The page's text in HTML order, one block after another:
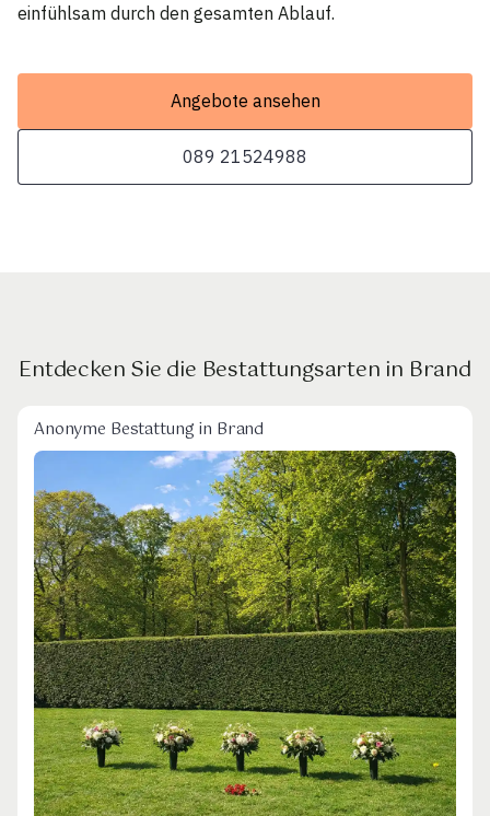
einfühlsam durch den gesamten Ablauf.
Angebote ansehen
089 21524988
Entdecken Sie die Bestattungsarten in Brand
Anonyme Bestattung in Brand